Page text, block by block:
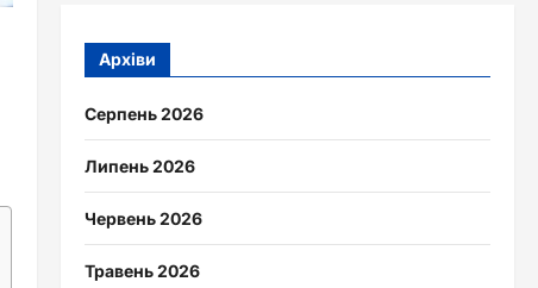
Архіви
Серпень 2026
Липень 2026
Червень 2026
Травень 2026